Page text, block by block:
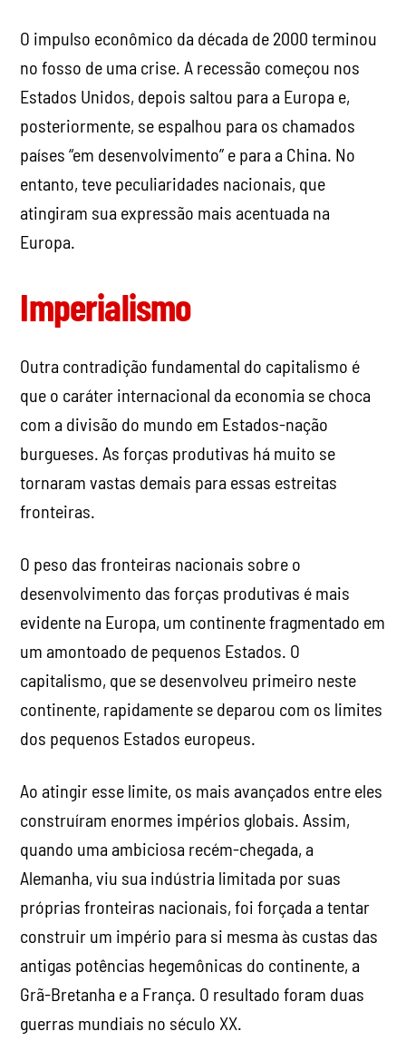
O impulso econômico da década de 2000 terminou
no fosso de uma crise. A recessão começou nos
Estados Unidos, depois saltou para a Europa e,
posteriormente, se espalhou para os chamados
países “em desenvolvimento” e para a China. No
entanto, teve peculiaridades nacionais, que
atingiram sua expressão mais acentuada na
Europa.
Imperialismo
Outra contradição fundamental do capitalismo é
que o caráter internacional da economia se choca
com a divisão do mundo em Estados-nação
burgueses. As forças produtivas há muito se
tornaram vastas demais para essas estreitas
fronteiras.
O peso das fronteiras nacionais sobre o
desenvolvimento das forças produtivas é mais
evidente na Europa, um continente fragmentado em
um amontoado de pequenos Estados. O
capitalismo, que se desenvolveu primeiro neste
continente, rapidamente se deparou com os limites
dos pequenos Estados europeus.
Ao atingir esse limite, os mais avançados entre eles
construíram enormes impérios globais. Assim,
quando uma ambiciosa recém-chegada, a
Alemanha, viu sua indústria limitada por suas
próprias fronteiras nacionais, foi forçada a tentar
construir um império para si mesma às custas das
antigas potências hegemônicas do continente, a
Grã-Bretanha e a França. O resultado foram duas
guerras mundiais no século XX.